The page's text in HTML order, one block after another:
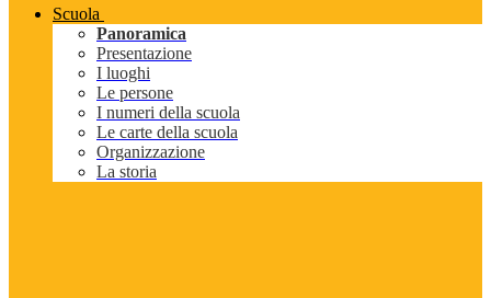
Scuola
Panoramica
Presentazione
I luoghi
Le persone
I numeri della scuola
Le carte della scuola
Organizzazione
La storia